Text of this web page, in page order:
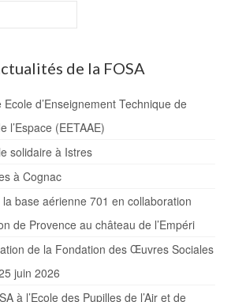
de la FOSA
d’Enseignement Technique de
l’Espace (EETAAE)
solidaire à Istres
à Cognac
base aérienne 701 en collaboration
de Provence au château de l’Empéri
de la Fondation des Œuvres Sociales
juin 2026
à l’Ecole des Pupilles de l’Air et de